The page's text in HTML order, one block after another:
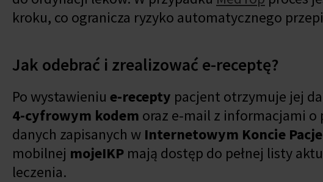
kroku, co ogranicza ryzyko automatycznego
Jak odebrać i zrealizować e-receptę?
Po wystawieniu e-recepty pacjent otrzymuje jej
4-cyfrowym kodem oraz e-mail z informacjami o
danych zapisanych w Internetowym Koncie
mobilnej mojeIKP mają dostęp do pełnej listy
leczenia.